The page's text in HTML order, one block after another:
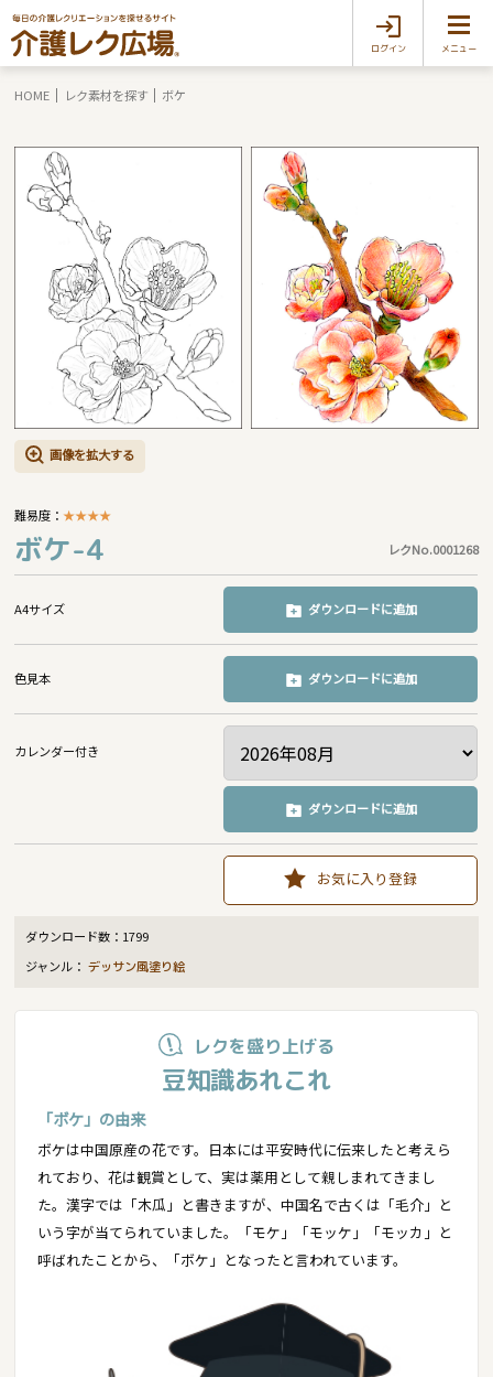
ログイン メニュー
HOME レク素材を探す ボケ
画像を拡大する
難易度：★★★★
ボケ-4 レクNo.0001268
A4サイズ ダウンロードに追加
色見本 ダウンロードに追加
カレンダー付き
ダウンロードに追加
お気に入り登録
ダウンロード数： 1799
ジャンル：デッサン風塗り絵
レクを盛り上げる
豆知識あれこれ
「ボケ」の由来
ボケは中国原産の花です。日本には平安時代に伝来したと考えら
れており、花は観賞として、実は薬用として親しまれてきまし
た。漢字では「木瓜」と書きますが、中国名で古くは「毛介」と
いう字が当てられていました。「モケ」「モッケ」「モッカ」と
呼ばれたことから、「ボケ」となったと言われています。